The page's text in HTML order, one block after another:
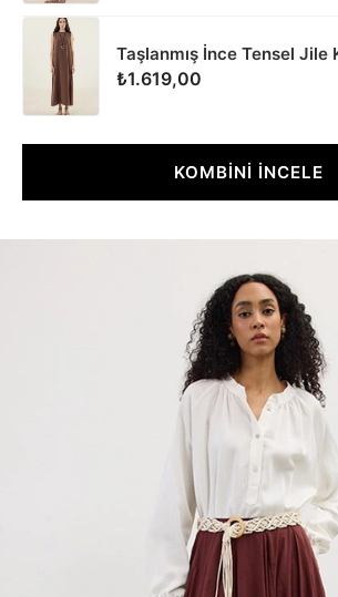
Taşlanmış İnce Tensel Jile
₺1.619,00
KOMBİNİ İNCELE